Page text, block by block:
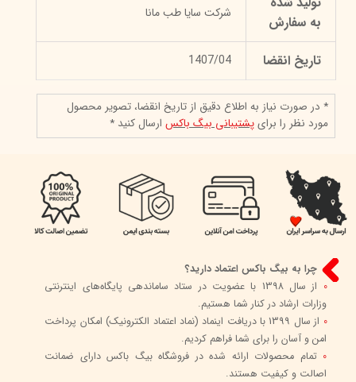
به سفارش
شرکت سایا طب مانا
تاریخ انقضا 1407/04
* در صورت نیاز به اطلاع دقیق از تاریخ انقضا، تصویر محصول
مورد نظر را برایپشتیبانی بیگ باکسارسال کنید *
چرا به بیگ باکس اعتماد دارید؟
0
از سال 1398 با عضویت در ستاد ساماندهی پایگاه‌های اینترنتی
وزارات ارشاد در کنار شما هستیم.
0
از سال 1399 با دریافت اینماد (نماد اعتماد الکترونیک) امکان پرداخت
امن و آسان را برای شما فراهم کردیم.
0 تمام محصولات ارائه شده در فروشگاه بیگ باکس دارای ضمانت
اصالت و کیفیت هستند.